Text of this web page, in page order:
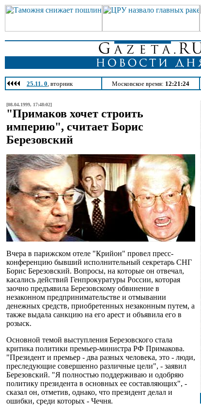
25.11. 0, вторник Московское время: 12:21:24
[08.04.1999, 17:48:02]
"Примаков хочет строить
империю", считает Борис
Березовский
Вчера в парижском отеле "Крийон" провел пресс-
конференцию бывший исполнительный секретарь СНГ
Борис Березовский. Вопросы, на которые он отвечал,
касались действий Генпрокуратуры России, которая
заочно предъявила Березовскому обвинение в
незаконном предпринимательстве и отмывании
денежных средств, приобретенных незаконным путем, а
также выдала санкцию на его арест и объявила его в
розыск.
Основной темой выступления Березовского стала
критика политики премьер-министра РФ Примакова.
"Президент и премьер - два разных человека, это - люди,
преследующие совершенно различные цели", - заявил
Березовский. "Я полностью поддерживаю и одобряю
политику президента в основных ее составляющих", -
сказал он, отметив, однако, что президент делал и
ошибки, среди которых - Чечня.